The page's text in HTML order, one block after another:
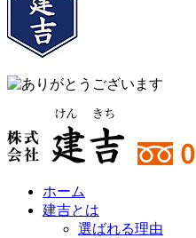
ホーム
建吉とは
選ばれる理由